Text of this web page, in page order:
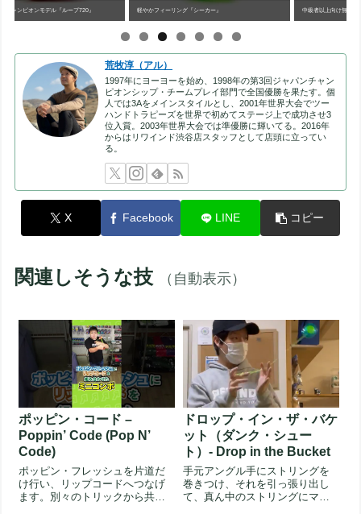
軽やかフィーリング『シーカー』 中級者以上向け無段階カスタマイズ可能『ループアップ』
荒牧淳（アル）
1997年にヨーヨーを始め、1998年の第3回ジャパンチャン
ピオンシップ・チームプレイ部門で全国優勝を果たす。個
人では3Aをメインスタイルとし、2001年世界大会でツー
ハンドトラピーズを世界で初めてステージ上で成功させ3
位入賞。2003年世界大会では準優勝に輝いてる。2016年
からはリワインド渋谷店スタッフとして店頭に立ってい
る。
X Facebook LINE コピー
関連しそうな技 （自動表示）
ポッピン・コード –
Poppin’ Code (Pop N’
Code)
ポッピン・フレッシュを片道だ
け行い、リップコードへつなげ
ます。別々のトリックから共通
ドロップ・イン・ザ・バケ
ット（ダンク・シュー
ト）- Drop in the Bucket
手元アングル手にストリングを
巻きつけ、それを引っ張り出し
て、真ん中のストリングにマウ